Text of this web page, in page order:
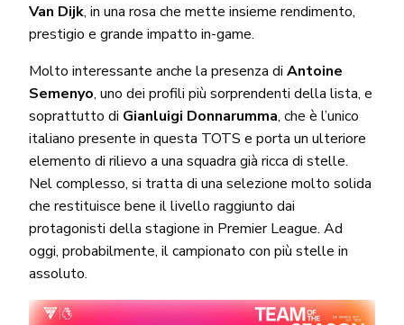
Van Dijk, in una rosa che mette insieme rendimento,
prestigio e grande impatto in-game.
Molto interessante anche la presenza diAntoine
Semenyo, uno dei profili più sorprendenti della lista, e
soprattutto di Gianluigi Donnarumma, che è l’unico
italiano presente in questa TOTS e porta un ulteriore
elemento di rilievo a una squadra già ricca di stelle.
Nel complesso, si tratta di una selezione molto solida
che restituisce bene il livello raggiunto dai
protagonisti della stagione in Premier League. Ad
oggi, probabilmente, il campionato con più stelle in
assoluto.